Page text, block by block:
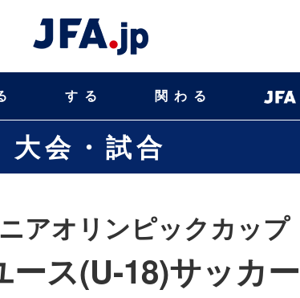
する 関わる
大会・試合
アオリンピックカップ
ス(U-18)サッカ